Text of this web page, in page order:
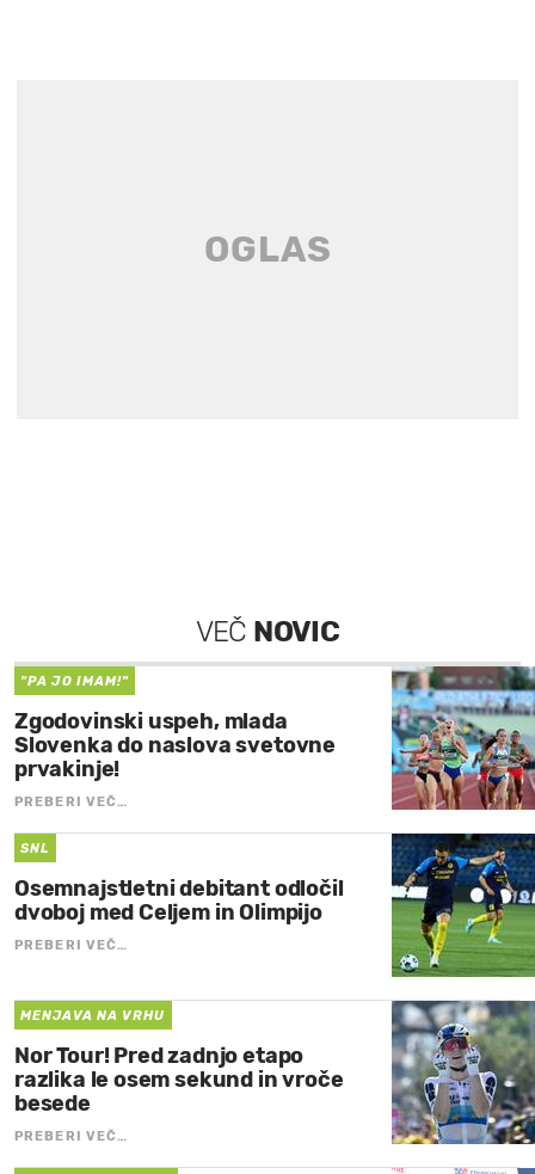
VEČ NOVIC
"PA JO IMAM!"
Zgodovinski uspeh, mlada
Slovenka do naslova svetovne
prvakinje!
PREBERI VEČ…
SNL
Osemnajstletni debitant odločil
dvoboj med Celjem in Olimpijo
PREBERI VEČ…
MENJAVA NA VRHU
Nor Tour! Pred zadnjo etapo
razlika le osem sekund in vroče
besede
PREBERI VEČ…